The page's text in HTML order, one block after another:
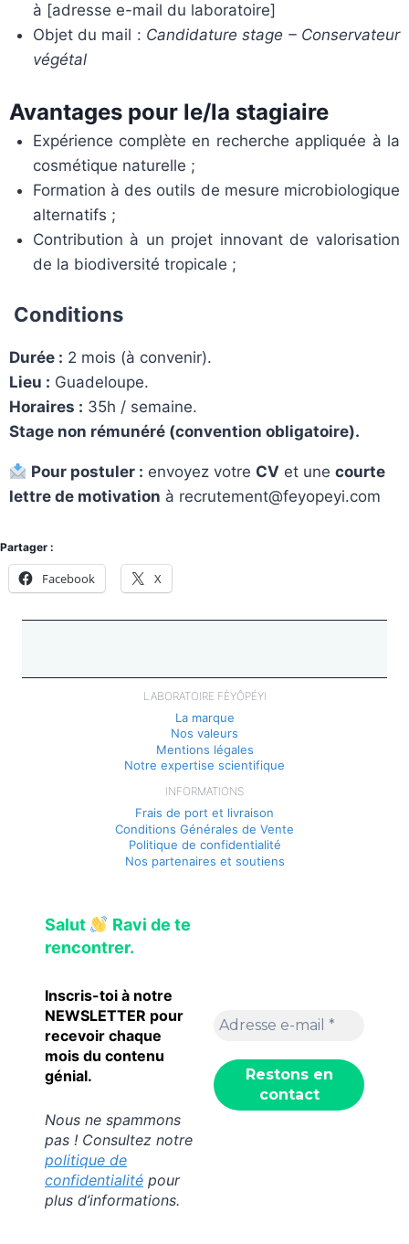
à [adresse e-mail du laboratoire]
Objet du mail : Candidature stage – Conservateur
végétal
Avantages pour le/la stagiaire
Expérience complète en recherche appliquée à la
cosmétique naturelle ;
Formation à des outils de mesure microbiologique
alternatifs ;
Contribution à un projet innovant de valorisation
de la biodiversité tropicale ;
Conditions
Durée : 2 mois (à convenir).
Lieu : Guadeloupe.
Horaires : 35h / semaine.
Stage non rémunéré (convention obligatoire).
Pour postuler : envoyez votre CV et unecourte
lettre de motivation à recrutement@feyopeyi.com
Partager :
Facebook X
LABORATOIRE FÈYÔPÉYI
La marque
Nos valeurs
Mentions légales
Notre expertise scientifique
INFORMATIONS
Frais de port et livraison
Conditions Générales de Vente
Politique de confidentialité
Nos partenaires et soutiens
Salut
Ravi de te
rencontrer.
Inscris-toi à notre
NEWSLETTER pour
recevoir chaque
mois du contenu
génial.
Nous ne spammons
pas ! Consultez notre
politique de
confidentialité pour
plus d’informations.